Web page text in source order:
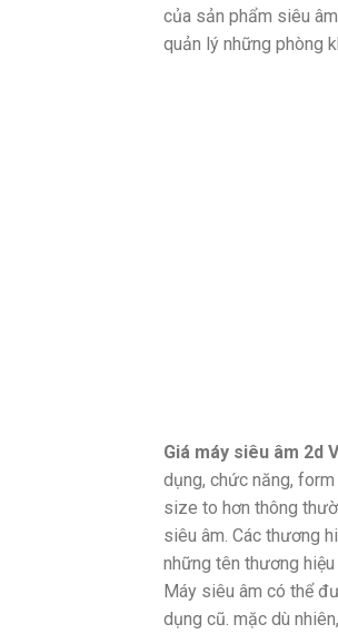
của sản phẩm siêu
quản lý những phòng
Giá máy siêu âm 2d
dụng, chức năng,
size to hơn thông
siêu âm. Các thương
những tên thương
Máy siêu âm có thể
dụng cũ. mặc dù